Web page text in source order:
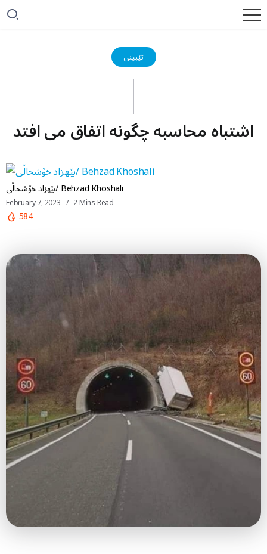
تێبینی
اشتباە محاسبە چگونە اتفاق می افتد
بێهزاد خۆشحاڵی/ Behzad Khoshali
February 7, 2023 2 Mins Read
584